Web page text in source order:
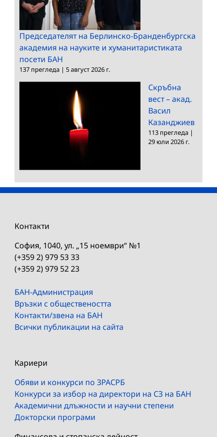
Председателят на Берлинско-Бранденбургска
академия на науките и хуманитаристиката
посети БАН
137 прегледа | 5 август 2026 г.
Скръбна
вест – акад.
Васил
Казанджиев
113 прегледа |
29 юли 2026 г.
Контакти
София, 1040, ул. „15 ноември“ №1
(+359 2) 979 53 33
(+359 2) 979 52 23
БАН-Администрация
Връзки с обществеността
Контакти/звена на БАН
Всички публикации на сайта
Кариери
Обяви и конкурси по ЗРАСРБ
Конкурси за избор на директори на СЗ на БАН
Академични длъжности и научни степени
Докторски програми